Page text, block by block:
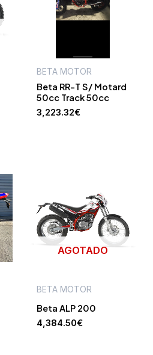
BETA MOTOR
Beta RR-T S/ Motard
50cc Track 50cc
3,223.32€
AGOTADO
BETA MOTOR
Beta ALP 200
4,384.50€